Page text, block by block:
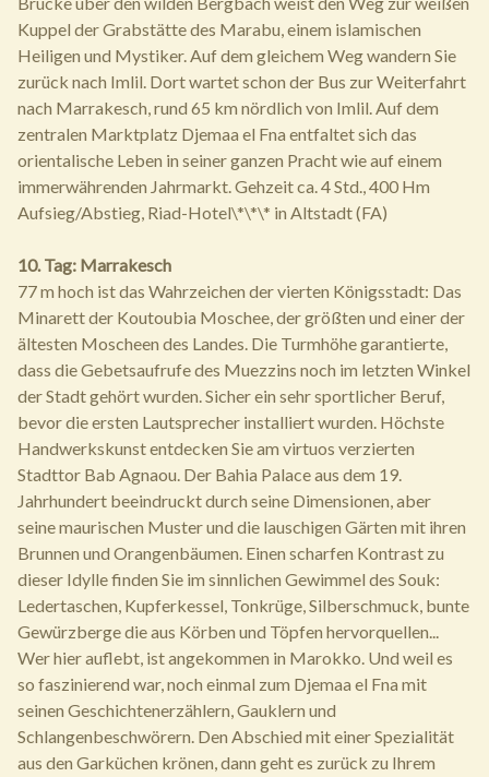
Kuppel der Grabstätte des Marabu, einem islamischen
Heiligen und Mystiker. Auf dem gleichem Weg wandern Sie
zurück nach Imlil. Dort wartet schon der Bus zur Weiterfahrt
nach Marrakesch, rund 65 km nördlich von Imlil. Auf dem
zentralen Marktplatz Djemaa el Fna entfaltet sich das
orientalische Leben in seiner ganzen Pracht wie auf einem
immerwährenden Jahrmarkt. Gehzeit ca. 4 Std., 400 Hm
Aufsieg/Abstieg, Riad-Hotel\*\*\* in Altstadt (FA)
10. Tag: Marrakesch
77 m hoch ist das Wahrzeichen der vierten Königsstadt: Das
Minarett der Koutoubia Moschee, der größten und einer der
ältesten Moscheen des Landes. Die Turmhöhe garantierte,
dass die Gebetsaufrufe des Muezzins noch im letzten Winkel
der Stadt gehört wurden. Sicher ein sehr sportlicher Beruf,
bevor die ersten Lautsprecher installiert wurden. Höchste
Handwerkskunst entdecken Sie am virtuos verzierten
Stadttor Bab Agnaou. Der Bahia Palace aus dem 19.
Jahrhundert beeindruckt durch seine Dimensionen, aber
seine maurischen Muster und die lauschigen Gärten mit ihren
Brunnen und Orangenbäumen. Einen scharfen Kontrast zu
dieser Idylle finden Sie im sinnlichen Gewimmel des Souk:
Ledertaschen, Kupferkessel, Tonkrüge, Silberschmuck, bunte
Gewürzberge die aus Körben und Töpfen hervorquellen...
Wer hier auflebt, ist angekommen in Marokko. Und weil es
so faszinierend war, noch einmal zum Djemaa el Fna mit
seinen Geschichtenerzählern, Gauklern und
Schlangenbeschwörern. Den Abschied mit einer Spezialität
aus den Garküchen krönen, dann geht es zurück zu Ihrem